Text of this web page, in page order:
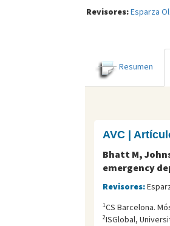
Revisores:Esparza
Resumen
AVC |
Bhatt M,
emergency
Revisores:
1CS Barcelona.
2ISGlobal,